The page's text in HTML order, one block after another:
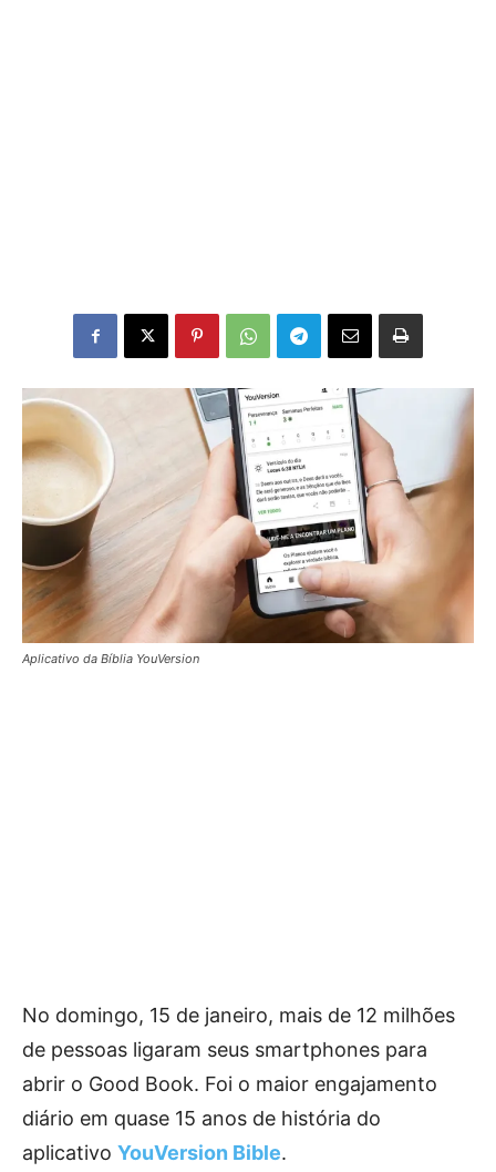
Aplicativo da Bíblia YouVersion
No domingo, 15 de janeiro, mais de 12 milhões
de pessoas ligaram seus smartphones para
abrir o Good Book. Foi o maior engajamento
diário em quase 15 anos de história do
aplicativo YouVersion Bible.